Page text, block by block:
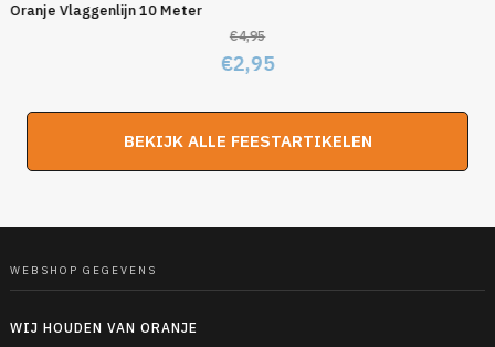
Oranje Vlaggenlijn 10 Meter
€4,95
Oorspronkelijke
€2,95Huidige
BEKIJK ALLE FEESTARTIKELEN
WEBSHOP GEGEVENS
WIJ HOUDEN VAN ORANJE